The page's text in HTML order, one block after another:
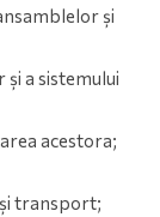
și
a sistemului
acestora;
transport;